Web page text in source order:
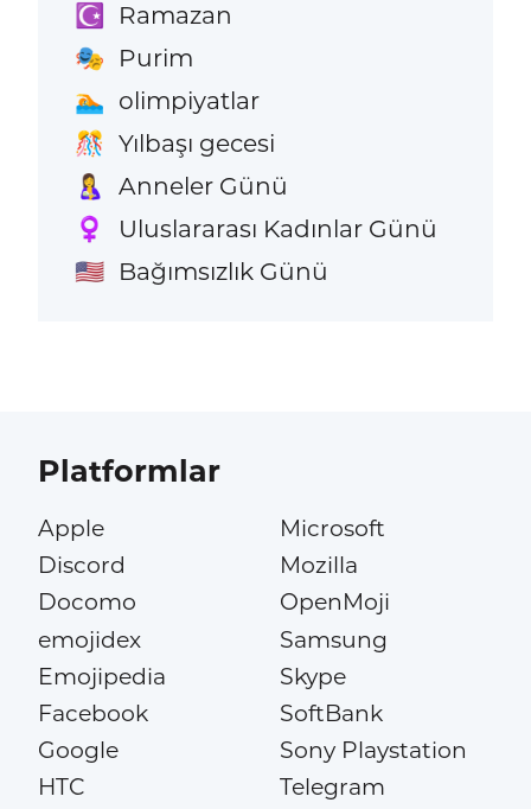
☪️ Ramazan
🎭 Purim
🏊 olimpiyatlar
🎊 Yılbaşı gecesi
🤱 Anneler Günü
♀️ Uluslararası Kadınlar Günü
🇺🇸 Bağımsızlık Günü
Platformlar
Apple
Discord
Docomo
emojidex
Emojipedia
Facebook
Google
HTC
Microsoft
Mozilla
OpenMoji
Samsung
Skype
SoftBank
Sony Playstation
Telegram